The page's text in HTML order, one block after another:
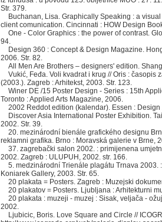
Str. 379.
Buchanan, Lisa. Graphically Speaking : a
client comunication. Cincinnati : HOW Design
One - Color Graphics : the power of contrast.
94.
Design 360 : Concept & Design Magazine.
2006. Str. 82.
All Men Are Brothers – designers' edition.
Vukić, Feđa. Voli kvadrat i krug // Oris : časopis
(2003.). Zagreb : Arhitekst, 2003. Str. 123.
Winer DE /15 Poster Design - Series : 15th
Toronto : Applied Arts Magazine, 2006.
2002 Reddot edition (kalendar). Essen : Design
Discover Asia International Poster Exhibition.
2002. Str. 39.
20. mezinárodní bienále grafického designu
reklamni grafika. Brno : Moravská galerie v Brne,
37. zagrebački salon 2002. : primijenena
2002. Zagreb : ULUPUH, 2002. str. 166.
5. medzinárodní Trienále plagátu Trnava 2003.
Koniarek Gallery, 2003. Str. 65.
20 plakata = Posters. Zagreb : Muzejski
20 plakatov = Posters. Ljubljana : Arhitekturni
20 plakata : muzeji - muzej : Sisak, veljača -
2002.
Ljubicic, Boris. Love Square and Circle //